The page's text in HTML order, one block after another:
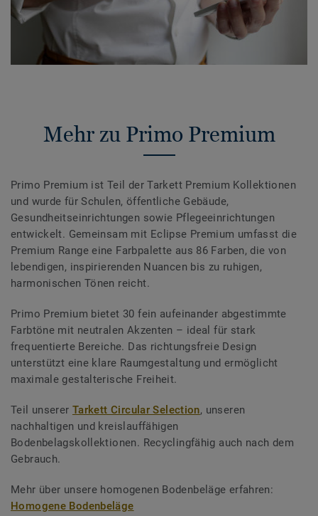
Mehr zu Primo Premium
Primo Premium ist Teil der Tarkett Premium Kollektionen
und wurde für Schulen, öffentliche Gebäude,
Gesundheitseinrichtungen sowie Pflegeeinrichtungen
entwickelt. Gemeinsam mit Eclipse Premium umfasst die
Premium Range eine Farbpalette aus 86 Farben, die von
lebendigen, inspirierenden Nuancen bis zu ruhigen,
harmonischen Tönen reicht.
Primo Premium bietet 30 fein aufeinander abgestimmte
Farbtöne mit neutralen Akzenten – ideal für stark
frequentierte Bereiche. Das richtungsfreie Design
unterstützt eine klare Raumgestaltung und ermöglicht
maximale gestalterische Freiheit.
Teil unserer Tarkett Circular Selection, unseren
nachhaltigen und kreislauffähigen
Bodenbelagskollektionen. Recyclingfähig auch nach dem
Gebrauch.
Mehr über unsere homogenen Bodenbeläge erfahren:
Homogene Bodenbeläge